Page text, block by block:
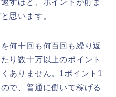
すほど、ポイントが貯ま
思います。
何十回も何百回も繰り返
り数十万以上のポイント
ありません。1ポイント1
で、普通に働いて稼げる